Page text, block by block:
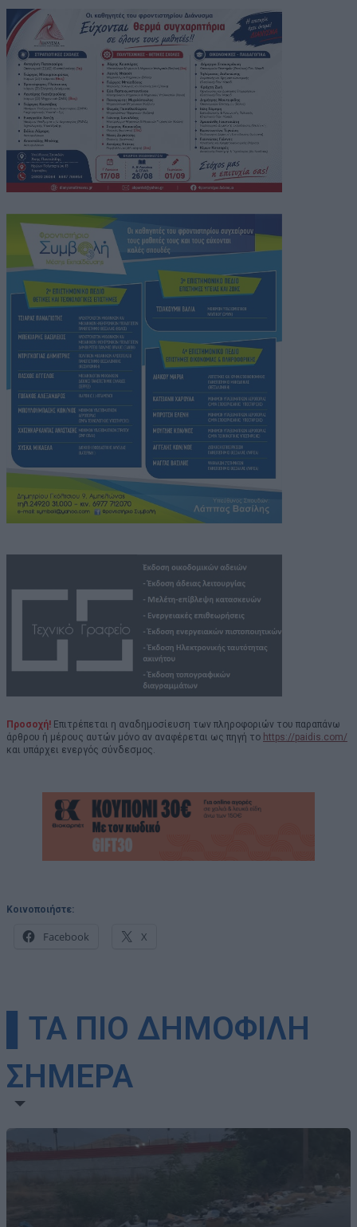
Προσοχή! Επιτρέπεται η αναδημοσίευση των πληροφοριών του παραπάνω
άρθρου ή μέρους αυτών μόνο αν αναφέρεται ως πηγή το https://paidis.com/
και υπάρχει ενεργός σύνδεσμος.
Κοινοποιήστε:
Facebook X
▌ΤΑ ΠΙΟ ΔΗΜΟΦΙΛΗ
ΣΗΜΕΡΑ